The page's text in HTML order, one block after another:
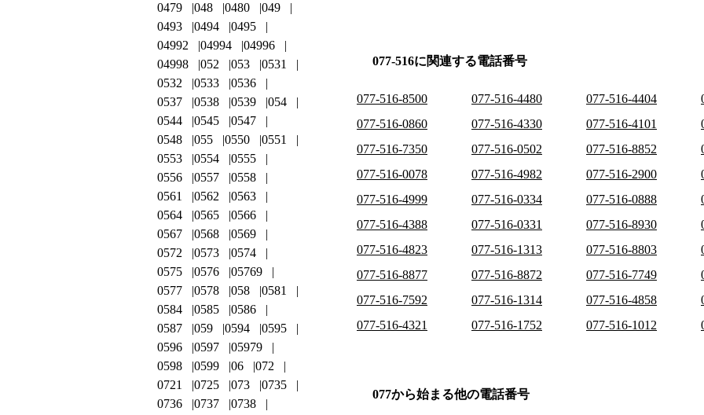
077-516に関連する電話番号
077-516-8500 077-516-4480 077-516-4404
077-516-0860
077-516-4330 077-516-4101
077-516-7350
077-516-0502 077-516-8852
077-516-0078
077-516-4982 077-516-2900
077-516-4999
077-516-0334 077-516-0888
077-516-4388
077-516-0331 077-516-8930
077-516-4823
077-516-1313 077-516-8803
077-516-8877
077-516-8872 077-516-7749
077-516-7592
077-516-1314 077-516-4858
077-516-4321
077-516-1752 077-516-1012
077から始まる他の電話番号
0479
048 0480
049
0493
0494
0495
04992
04994
04996
04998
052 053
0531
0532
0533
0536
0537
0538 0539
054
0544
0545
0547
0548
055 0550
0551
0553
0554
0555
0556
0557
0558
0561
0562
0563
0564
0565
0566
0567
0568
0569
0572
0573
0574
0575
0576
05769
0577
0578 058
0581
0584
0585
0586
0587
059 0594
0595
0596
0597
05979
0598
0599 06
072
0721
0725 073
0735
0736
0737
0738